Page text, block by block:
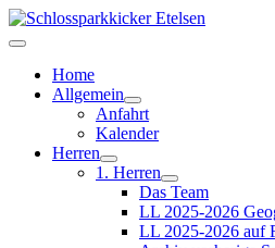
Home
Allgemein
Anfahrt
Kalender
Herren
1. Herren
Das Team
LL 2025-2026
LL 2025-2026 auf